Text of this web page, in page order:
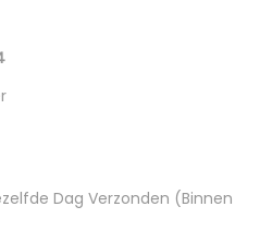
Dag Verzonden (binnen